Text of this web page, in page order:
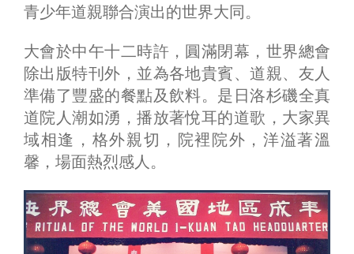
青少年道親聯合演出的世界大同。
大會於中午十二時許，圓滿閉幕，世界總會
除出版特刊外，並為各地貴賓、道親、友人
準備了豐盛的餐點及飲料。是日洛杉磯全真
道院人潮如湧，播放著悅耳的道歌，大家異
域相逢，格外親切，院裡院外，洋溢著溫
馨，場面熱烈感人。